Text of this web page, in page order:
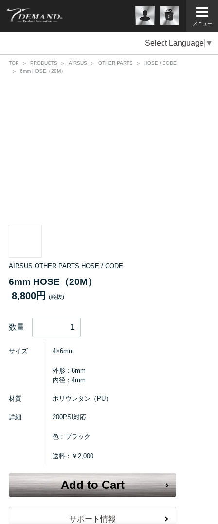
メニュー
0
Select Language ▼
TOP PRODUCTS AIRSUS OTHER PARTS
HOSE / CODE
6mm HOSE（20M）
AIRSUS OTHER PARTS HOSE / CODE
6mm HOSE（20M）
8,800円 (税抜)
数量
サイズ 4×6mm
外形：6mm
内径：4mm
材質 ポリウレタン（PU）
詳細 200PSI対応
色：ブラック
送料：￥2,000
Add to Cart
サポート情報